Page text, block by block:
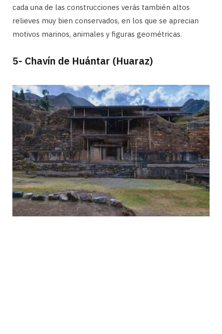
cada una de las construcciones verás también altos
relieves muy bien conservados, en los que se aprecian
motivos marinos, animales y figuras geométricas.
5- Chavín de Huántar (Huaraz)